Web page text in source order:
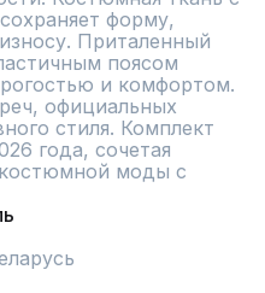
форму,
Приталенный
поясом
и комфортом.
официальных
стиля. Комплект
года, сочетая
моды с